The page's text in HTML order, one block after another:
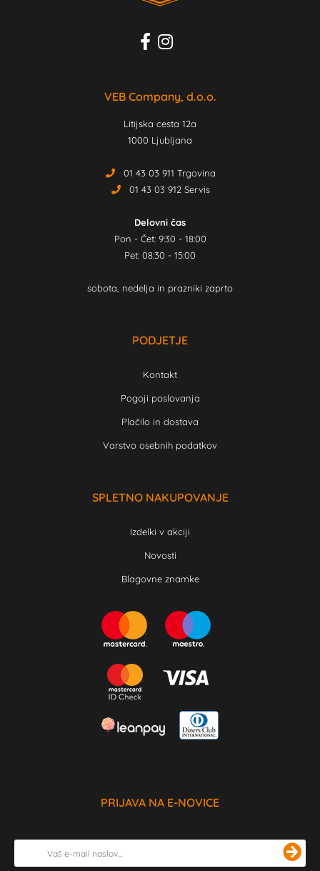
VEB Company, d.o.o.
Litijska cesta 12a
1000 Ljubljana
01 43 03 911 Trgovina
01 43 03 912 Servis
Delovni čas
Pon - Čet: 9:30 - 18:00
Pet: 08:30 - 15:00
sobota, nedelja in prazniki zaprto
PODJETJE
Kontakt
Pogoji poslovanja
Plačilo in dostava
Varstvo osebnih podatkov
SPLETNO NAKUPOVANJE
Izdelki v akciji
Novosti
Blagovne znamke
PRIJAVA NA E-NOVICE